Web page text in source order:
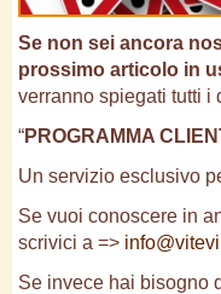
Se non sei ancora
prossimo articolo in
verranno spiegati tutti i
“PROGRAMMA
Un servizio esclusivo
Se vuoi conoscere in
scrivici a =>
Se invece hai bisogno